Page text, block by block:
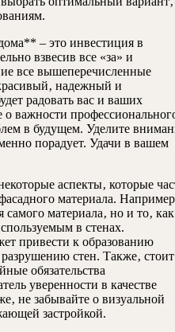
– это инвестиция в
взвесив все «за» и
все вышеперечисленные
надежный и
радовать вас и ваших
важности
в будущем. Уделите
порадует. Удачи в вашем
аспекты‚ которые
материала.
материала‚ но и то‚ как
в стенах.
привести к образованию
разрушению стен. Также‚ стоит
обязательства
уверенности в качестве
не забывайте о визуальной
застройкой.